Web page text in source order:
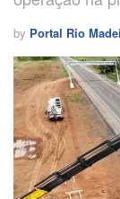
by Portal Rio